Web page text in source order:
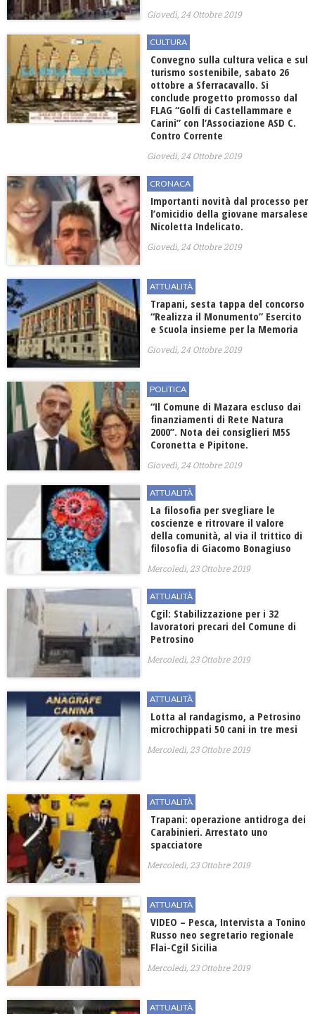
Giovedì, 24 Ottobre 2019
CULTURA
Convegno sulla cultura velica e sul
turismo sostenibile, sabato 26
ottobre a Sferracavallo. Si
conclude progetto promosso dal
FLAG “Golfi di Castellammare e
Carini” con l’Associazione ASD C.
Contro Corrente
Giovedì, 24 Ottobre 2019
CRONACA
Importanti novità dal processo per
l’omicidio della giovane marsalese
Nicoletta Indelicato.
Giovedì, 24 Ottobre 2019
ATTUALITÀ
Trapani, sesta tappa del concorso
“Realizza il Monumento” Esercito
e Scuola insieme per la Memoria
Giovedì, 24 Ottobre 2019
POLITICA
“Il Comune di Mazara escluso dai
finanziamenti di Rete Natura
2000”. Nota dei consiglieri M5S
Coronetta e Pipitone.
Giovedì, 24 Ottobre 2019
ATTUALITÀ
La filosofia per svegliare le
coscienze e ritrovare il valore
della comunità, al via il trittico di
filosofia di Giacomo Bonagiuso
Mercoledì, 23 Ottobre 2019
ATTUALITÀ
Cgil: Stabilizzazione per i 32
lavoratori precari del Comune di
Petrosino
Mercoledì, 23 Ottobre 2019
ATTUALITÀ
Lotta al randagismo, a Petrosino
microchippati 50 cani in tre mesi
Mercoledì, 23 Ottobre 2019
ATTUALITÀ
Trapani: operazione antidroga dei
Carabinieri. Arrestato uno
spacciatore
Mercoledì, 23 Ottobre 2019
ATTUALITÀ
VIDEO – Pesca, Intervista a Tonino
Russo neo segretario regionale
Flai-Cgil Sicilia
Mercoledì, 23 Ottobre 2019
ATTUALITÀ